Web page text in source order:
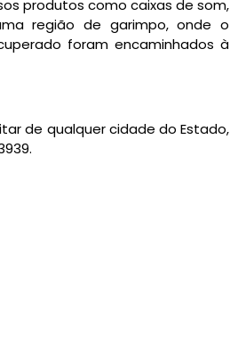
produtos como caixas de som,
região de garimpo, onde o
foram encaminhados à
de qualquer cidade do Estado,